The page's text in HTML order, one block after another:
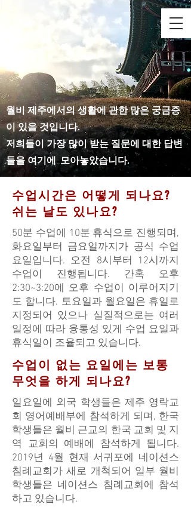
월비 제주에서의 생활에 관한 많은 궁금증
이 있을 것입니다.
저희들이 가장 많이 받는 질문에 대한 답변
들을 여기에 모아놓았습니다.
수업시간은 어떻게 되나요?
쉬는 날도 있나요?
50분 수업에 10분 휴식으로 진행되며,
화요일부터 금요일까지가 공식 수업
요일입니다. 오전 8시부터 12시까지
수업이 진행됩니다. 간혹 오후
2:30~3:20에 오후 수업이 이루어지기
도 합니다. 토요일과 월요일은 휴일로
지정되어 있으나 실질적으로는 여러
일정에 따라 융통성 있게 수업 요일과
휴식일이 조율되고 있습니다.
수업이 없는 요일에는 보통
무엇을 하게 되나요?
일요일에 외국 학생들은 제주 영락교
회 영어예배부에 참석하게 되며, 한국
학생들은 월비 근교의 한국 교회 및 지
역 교회의 예배에 참석하게 됩니다.
2019년 4월 현재 서귀포에 네이션스
침례교회가 새로 개척되어 일부 월비
학생들은 네이션스 침례교회에 참석
하고 있습니다.